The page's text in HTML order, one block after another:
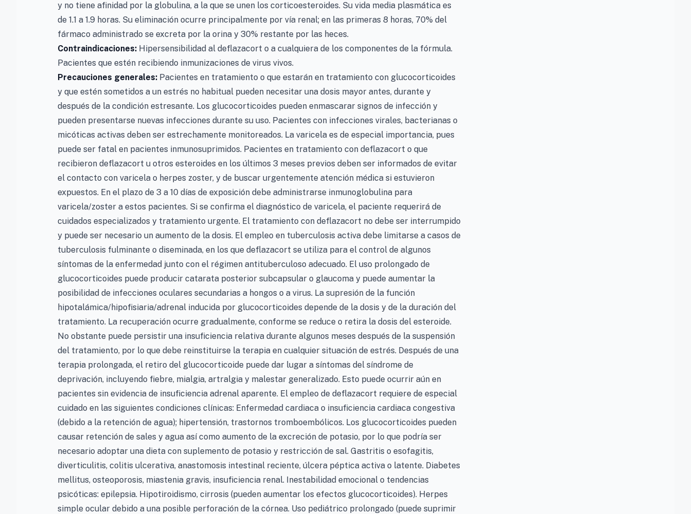
y no tiene afinidad por la globulina, a la que se unen los corticoesteroides. Su vida media plasmática es
de 1.1 a 1.9 horas. Su eliminación ocurre principalmente por vía renal; en las primeras 8 horas, 70% del
fármaco administrado se excreta por la orina y 30% restante por las heces.
Contraindicaciones: Hipersensibilidad al deflazacort o a cualquiera de los componentes de la fórmula.
Pacientes que estén recibiendo inmunizaciones de virus vivos.
Precauciones generales: Pacientes en tratamiento o que estarán en tratamiento con glucocorticoides
y que estén sometidos a un estrés no habitual pueden necesitar una dosis mayor antes, durante y
después de la condición estresante. Los glucocorticoides pueden enmascarar signos de infección y
pueden presentarse nuevas infecciones durante su uso. Pacientes con infecciones virales, bacterianas o
micóticas activas deben ser estrechamente monitoreados. La varicela es de especial importancia, pues
puede ser fatal en pacientes inmunosuprimidos. Pacientes en tratamiento con deflazacort o que
recibieron deflazacort u otros esteroides en los últimos 3 meses previos deben ser informados de evitar
el contacto con varicela o herpes zoster, y de buscar urgentemente atención médica si estuvieron
expuestos. En el plazo de 3 a 10 días de exposición debe administrarse inmunoglobulina para
varicela/zoster a estos pacientes. Si se confirma el diagnóstico de varicela, el paciente requerirá de
cuidados especializados y tratamiento urgente. El tratamiento con deflazacort no debe ser interrumpido
y puede ser necesario un aumento de la dosis. El empleo en tuberculosis activa debe limitarse a casos de
tuberculosis fulminante o diseminada, en los que deflazacort se utiliza para el control de algunos
síntomas de la enfermedad junto con el régimen antituberculoso adecuado. El uso prolongado de
glucocorticoides puede producir catarata posterior subcapsular o glaucoma y puede aumentar la
posibilidad de infecciones oculares secundarias a hongos o a virus. La supresión de la función
hipotalámica/hipofisiaria/adrenal inducida por glucocorticoides depende de la dosis y de la duración del
tratamiento. La recuperación ocurre gradualmente, conforme se reduce o retira la dosis del esteroide.
No obstante puede persistir una insuficiencia relativa durante algunos meses después de la suspensión
del tratamiento, por lo que debe reinstituirse la terapia en cualquier situación de estrés. Después de una
terapia prolongada, el retiro del glucocorticoide puede dar lugar a síntomas del síndrome de
deprivación, incluyendo fiebre, mialgia, artralgia y malestar generalizado. Esto puede ocurrir aún en
pacientes sin evidencia de insuficiencia adrenal aparente. El empleo de deflazacort requiere de especial
cuidado en las siguientes condiciones clínicas: Enfermedad cardiaca o insuficiencia cardiaca congestiva
(debido a la retención de agua); hipertensión, trastornos tromboembólicos. Los glucocorticoides pueden
causar retención de sales y agua así como aumento de la excreción de potasio, por lo que podría ser
necesario adoptar una dieta con suplemento de potasio y restricción de sal. Gastritis o esofagitis,
diverticulitis, colitis ulcerativa, anastomosis intestinal reciente, úlcera péptica activa o latente. Diabetes
mellitus, osteoporosis, miastenia gravis, insuficiencia renal. Inestabilidad emocional o tendencias
psicóticas: epilepsia. Hipotiroidismo, cirrosis (pueden aumentar los efectos glucocorticoides). Herpes
simple ocular debido a una posible perforación de la córnea. Uso pediátrico prolongado (puede suprimir